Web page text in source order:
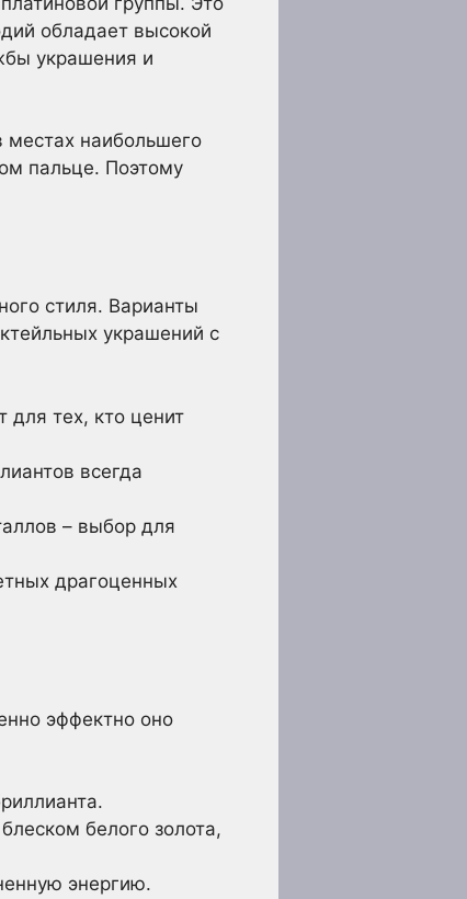
обладает высокой
украшения и
местах наибольшего
пальце. Поэтому
стиля. Варианты
украшений с
для тех, кто ценит
всегда
– выбор для
драгоценных
эффектно оно
белого золота,
энергию.